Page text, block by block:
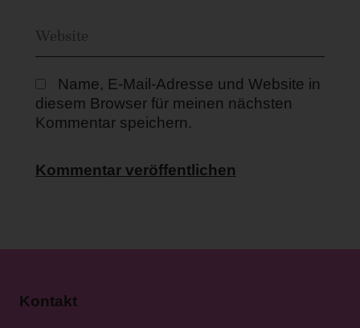
Name, E-Mail-Adresse und Website in
diesem Browser für meinen nächsten
Kommentar speichern.
Kontakt